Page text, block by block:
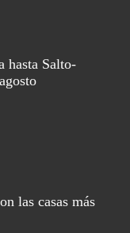
hasta Salto-
las casas más